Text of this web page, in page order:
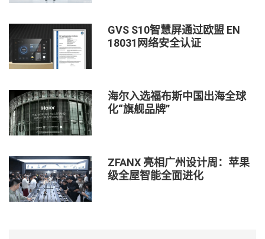
GVS S10智慧屏通过欧盟 EN
18031网络安全认证
海尔入选福布斯中国出海全球
化“旗舰品牌”
ZFANX 亮相广州设计周：苹果
级全屋智能全面进化